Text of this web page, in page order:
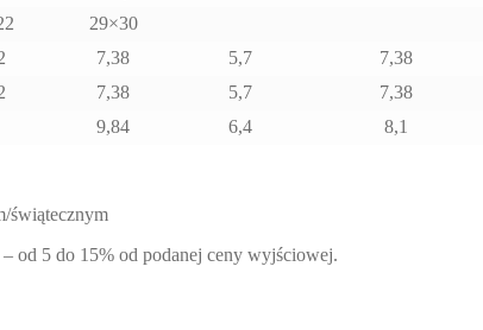
29×30
7,38 5,7 7,38
7,38 5,7 7,38
9,84
6,4 8,1
świątecznym
od 5 do 15% od podanej ceny wyjściowej.